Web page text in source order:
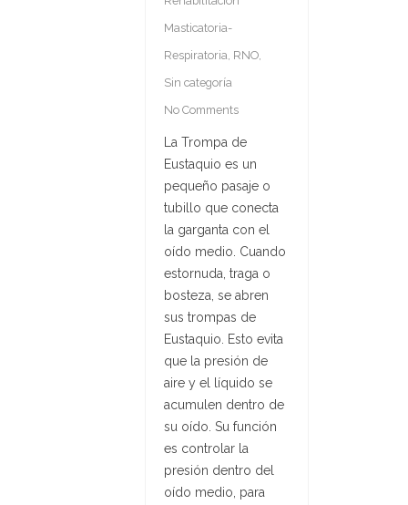
Masticatoria-
Respiratoria RNO
Sin categoría
No Comments
La Trompa de
Eustaquio es un
pequeño pasaje o
tubillo que conecta
la garganta con el
oído medio. Cuando
estornuda, traga o
bosteza, se abren
sus trompas de
Eustaquio. Esto evita
que la presión de
aire y el líquido se
acumulen dentro de
su oído. Su función
es controlar la
presión dentro del
oído medio, para